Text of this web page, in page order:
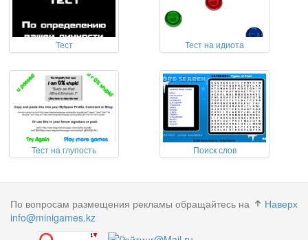
Тест Тест на идиота
Тест на глупость Поиск слов
Наверх
По вопросам размещения рекламы обращайтесь на
info@minigames.kz